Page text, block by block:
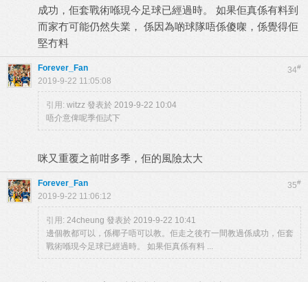
成功，佢套戰術喺現今足球已經過時。 如果佢真係有料到
而家冇可能仍然失業， 係因為啲球隊唔係傻㗎，係覺得佢
堅冇料
34#
Forever_Fan
2019-9-22 11:05:08
引用: witzz 發表於 2019-9-22 10:04
唔介意俾呢季佢試下
咪又重覆之前咁多季，佢的風險太大
35#
Forever_Fan
2019-9-22 11:06:12
引用: 24cheung 發表於 2019-9-22 10:41
邊個教都可以，係椰子唔可以教。佢走之後冇一間教過係成功，佢套
戰術喺現今足球已經過時。 如果佢真係有料 ...